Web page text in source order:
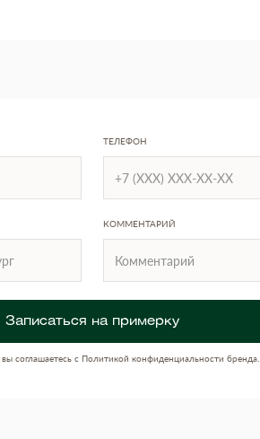
ТЕЛЕФОН
КОММЕНТАРИЙ
Записаться на примерку
соглашаетесь с Политикой конфиденциальности бренда.